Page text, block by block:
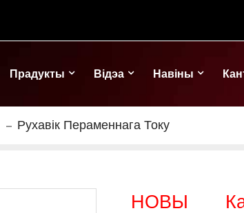
Прадукты Відэа Навіны
Рухавік Пераменнага Току
НОВЫ